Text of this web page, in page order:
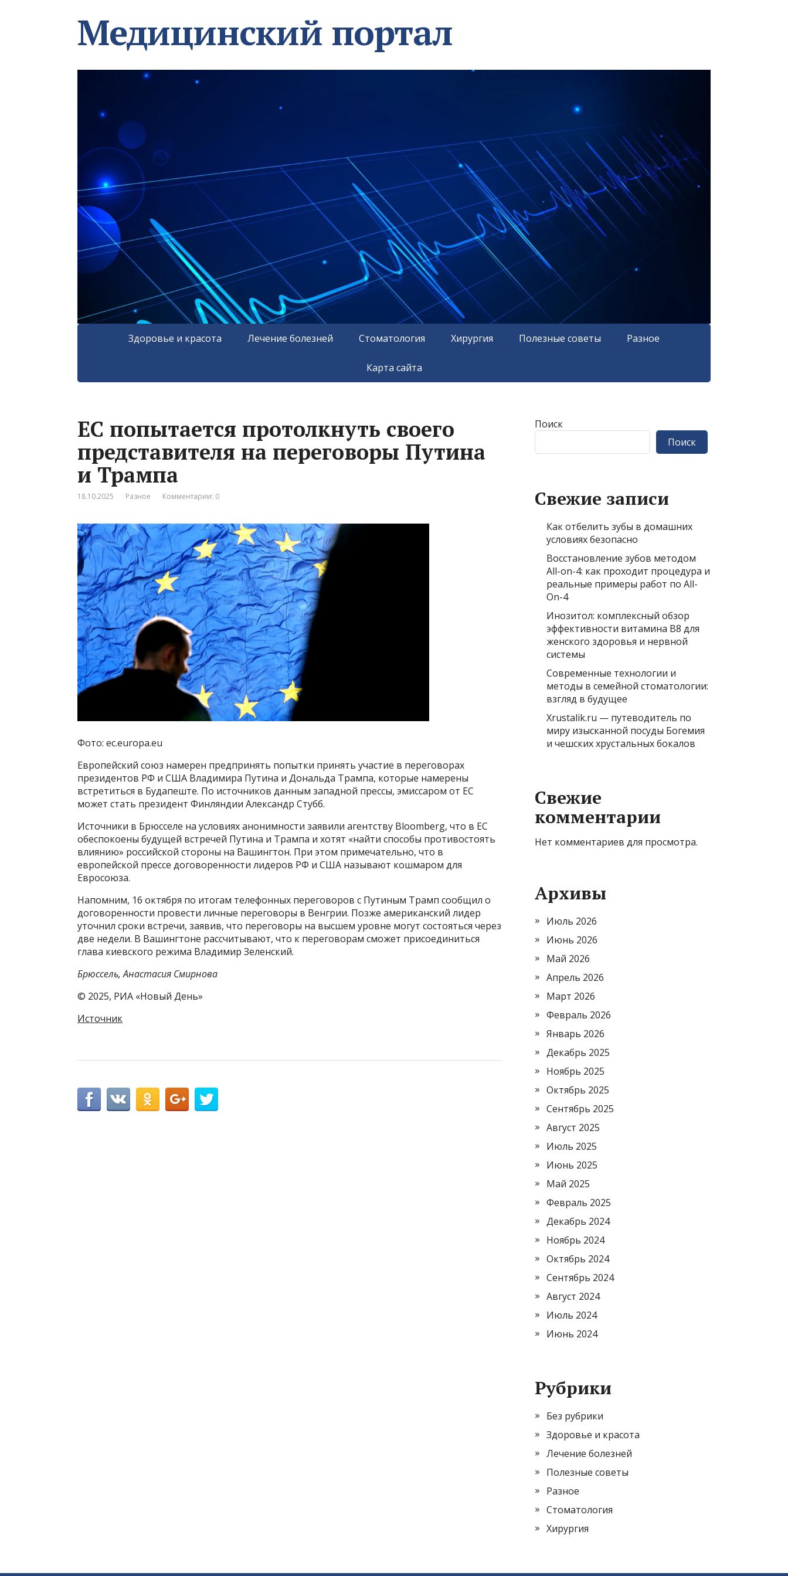
Медицинский портал
Здоровье и красота Лечение болезней Стоматология Хирургия Полезные советы Разное
Карта сайта
ЕС попытается протолкнуть своего
представителя на переговоры Путина
и Трампа
18.10.2025 Разное Комментарии: 0
Фото: ec.europa.eu
Европейский союз намерен предпринять попытки принять участие в переговорах
президентов РФ и США Владимира Путина и Дональда Трампа, которые намерены
встретиться в Будапеште. По источников данным западной прессы, эмиссаром от ЕС
может стать президент Финляндии Александр Стубб.
Источники в Брюсселе на условиях анонимности заявили агентству Bloomberg, что в ЕС
обеспокоены будущей встречей Путина и Трампа и хотят «найти способы противостоять
влиянию» российской стороны на Вашингтон. При этом примечательно, что в
европейской прессе договоренности лидеров РФ и США называют кошмаром для
Евросоюза.
Напомним, 16 октября по итогам телефонных переговоров с Путиным Трамп сообщил о
договоренности провести личные переговоры в Венгрии. Позже американский лидер
уточнил сроки встречи, заявив, что переговоры на высшем уровне могут состояться через
две недели. В Вашингтоне рассчитывают, что к переговорам сможет присоединиться
глава киевского режима Владимир Зеленский.
Брюссель, Анастасия Смирнова
© 2025, РИА «Новый День»
Источник
Поиск
Поиск
Свежие записи
Как отбелить зубы в домашних
условиях безопасно
Восстановление зубов методом
All-on-4: как проходит процедура и
реальные примеры работ по All-
On-4
Инозитол: комплексный обзор
эффективности витамина B8 для
женского здоровья и нервной
системы
Современные технологии и
методы в семейной стоматологии:
взгляд в будущее
Xrustalik.ru — путеводитель по
миру изысканной посуды Богемия
и чешских хрустальных бокалов
Свежие
комментарии
Нет комментариев для просмотра.
Архивы
Июль 2026
Июнь 2026
Май 2026
Апрель 2026
Март 2026
Февраль 2026
Январь 2026
Декабрь 2025
Ноябрь 2025
Октябрь 2025
Сентябрь 2025
Август 2025
Июль 2025
Июнь 2025
Май 2025
Февраль 2025
Декабрь 2024
Ноябрь 2024
Октябрь 2024
Сентябрь 2024
Август 2024
Июль 2024
Июнь 2024
Рубрики
Без рубрики
Здоровье и красота
Лечение болезней
Полезные советы
Разное
Стоматология
Хирургия